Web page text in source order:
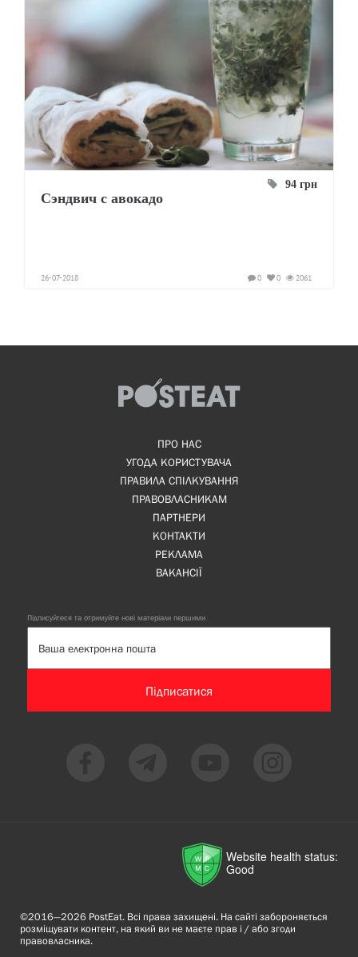
94 грн
Сэндвич с авокадо
26-07-2018 2061
0
0
ПРО НАС
УГОДА КОРИСТУВАЧА
ПРАВИЛА СПІЛКУВАННЯ
ПРАВОВЛАСНИКАМ
ПАРТНЕРИ
КОНТАКТИ
РЕКЛАМА
ВАКАНСІЇ
Підписуйтеся та отримуйте нові матеріали першими
Підписатися
Website health status:
Good
©2016—2026 PostEat. Всі права захищені. На сайті забороняється
розміщувати контент, на який ви не маєте прав і / або згоди
правовласника.